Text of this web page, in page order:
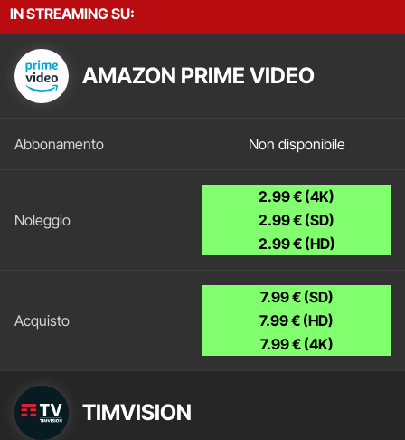
IN STREAMING SU:
AMAZON PRIME VIDEO
Non disponibile
2.99 € (4K)
2.99 € (SD)
2.99 € (HD)
7.99 € (SD)
7.99 € (HD)
7.99 € (4K)
TIMVISION